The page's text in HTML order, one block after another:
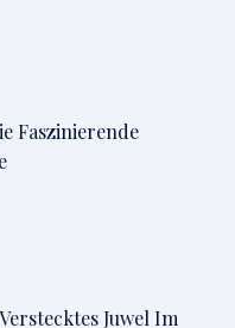
Faszinierende
Juwel Im